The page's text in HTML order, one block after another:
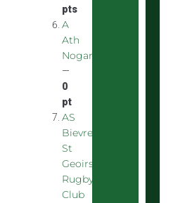
pts
A
Ath
Nogarolienne
—
0
pt
AS
Bievre
St
Geoirs
Rugby
Club